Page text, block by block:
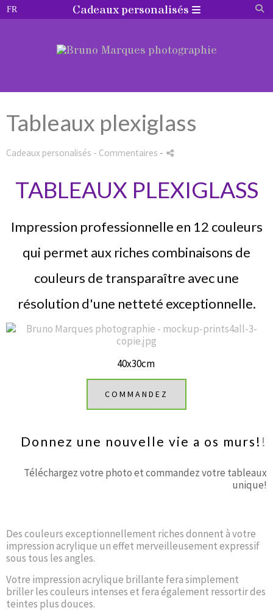
Cadeaux personalisés
Tableaux plexiglass
Cadeaux personalisés - Commentaires -
TABLEAUX PLEXIGLASS
Impression professionnelle en 12 couleurs
qui permet aux riches combinaisons de
couleurs de transparaître avec une
résolution d'une netteté exceptionnelle.
40x30cm
COMMANDEZ
Donnez une nouvelle vie a os murs! !
Téléchargez votre photo et commandez votre tableaux
unique!
Des couleurs exceptionnellement riches donnent à votre
impression acrylique un effet merveilleusement expressif
sous tous les angles.
Votre impression acrylique brillante fera simplement
briller les couleurs intenses et fera également ressortir des
teintes plus douces.